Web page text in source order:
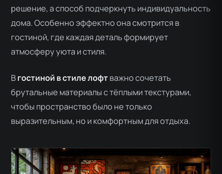
решение, а способ подчеркнуть индивидуальность
дома. Особенно эффектно она смотрится в
гостиной, где каждая деталь формирует
атмосферу уюта и стиля.
Вгостиной в стиле лофтважно сочетать
брутальные материалы с тёплыми текстурами,
чтобы пространство было не только
выразительным, но и комфортным для отдыха.